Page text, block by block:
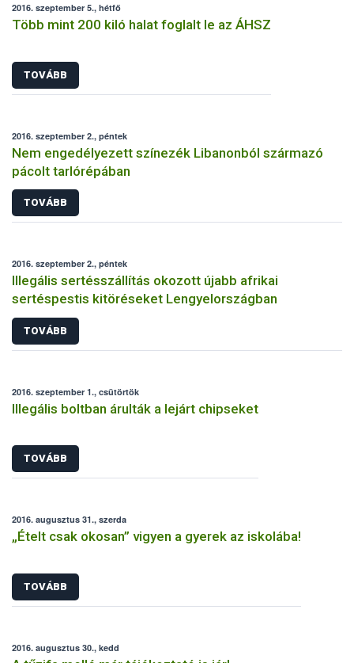
2016. szeptember 5., hétfő
Több mint 200 kiló halat foglalt le az ÁHSZ
TOVÁBB
2016. szeptember 2., péntek
Nem engedélyezett színezék Libanonból származó
pácolt tarlórépában
TOVÁBB
2016. szeptember 2., péntek
Illegális sertésszállítás okozott újabb afrikai
sertéspestis kitöréseket Lengyelországban
TOVÁBB
2016. szeptember 1., csütörtök
Illegális boltban árulták a lejárt chipseket
TOVÁBB
2016. augusztus 31., szerda
„Ételt csak okosan” vigyen a gyerek az iskolába!
TOVÁBB
2016. augusztus 30., kedd